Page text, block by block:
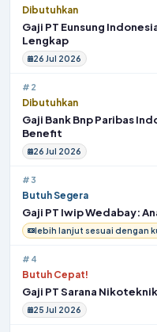
Dibutuhkan
Gaji PT Eunsung
Lengkap
26 Jul 2026
#2
Dibutuhkan
Gaji Bank Bnp Paribas
Benefit
26 Jul 2026
#3
Butuh Segera
Gaji PT Iwip Wedabay:
lebih lanjut sesuai dengan
#4
Butuh Cepat!
Gaji PT Sarana
25 Jul 2026